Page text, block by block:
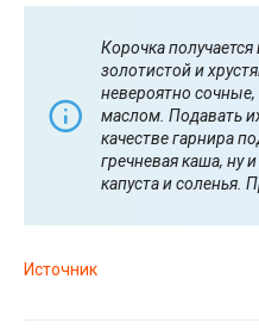
Корочка
золотистой и
невероятно
маслом. Подавать
качестве гарнира
гречневая каша, ну
капуста и соленья.
Источник